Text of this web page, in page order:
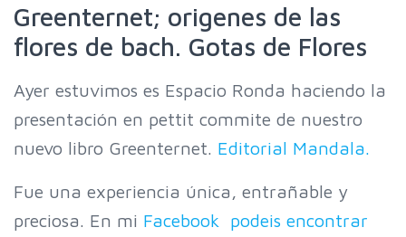
Greenternet; origenes de las
flores de bach. Gotas de Flores
Ayer estuvimos es Espacio Ronda haciendo la
presentación en pettit commite de nuestro
nuevo libro Greenternet. Editorial Mandala.
Fue una experiencia única, entrañable y
preciosa. En mi Facebook podeis encontrar